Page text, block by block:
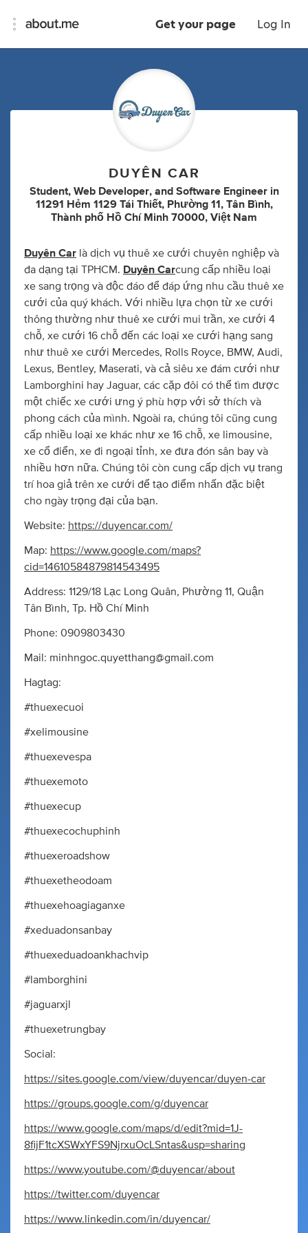
Get your page Log In
DUYÊN CAR
Student, Web Developer, and Software Engineer in
11291 Hẻm 1129 Tái Thiết, Phường 11, Tân Bình,
Thành phố Hồ Chí Minh 70000, Việt Nam
Duyên Car là dịch vụ thuê xe cưới chuyên nghiệp và
đa dạng tại TPHCM. Duyên Carcung cấp nhiều loại
xe sang trọng và độc đáo để đáp ứng nhu cầu thuê xe
cưới của quý khách. Với nhiều lựa chọn từ xe cưới
thông thường như thuê xe cưới mui trần, xe cưới 4
chỗ, xe cưới 16 chỗ đến các loại xe cưới hạng sang
như thuê xe cưới Mercedes, Rolls Royce, BMW, Audi,
Lexus, Bentley, Maserati, và cả siêu xe đám cưới như
Lamborghini hay Jaguar, các cặp đôi có thể tìm được
một chiếc xe cưới ưng ý phù hợp với sở thích và
phong cách của mình. Ngoài ra, chúng tôi cũng cung
cấp nhiều loại xe khác như xe 16 chỗ, xe limousine,
xe cổ điển, xe đi ngoại tỉnh, xe đưa đón sân bay và
nhiều hơn nữa. Chúng tôi còn cung cấp dịch vụ trang
trí hoa giả trên xe cưới để tạo điểm nhấn đặc biệt
cho ngày trọng đại của bạn.
Website: https://duyencar.com/
Map: https://www.google.com/maps?
cid=14610584879814543495
Address: 1129/18 Lạc Long Quân, Phường 11, Quận
Tân Bình, Tp. Hồ Chí Minh
Phone: 0909803430
Mail: minhngoc.quyetthang@gmail.com
Hagtag:
#thuexecuoi
#xelimousine
#thuexevespa
#thuexemoto
#thuexecup
#thuexecochuphinh
#thuexeroadshow
#thuexetheodoam
#thuexehoagiaganxe
#xeduadonsanbay
#thuexeduadoankhachvip
#lamborghini
#jaguarxjl
#thuexetrungbay
Social:
https://sites.google.com/view/duyencar/duyen-car
https://groups.google.com/g/duyencar
https://www.google.com/maps/d/edit?mid=1J-
8fijF1tcXSWxYFS9NjrxuOcLSntas&usp=sharing
https://www.youtube.com/@duyencar/about
https://twitter.com/duyencar
https://www.linkedin.com/in/duyencar/